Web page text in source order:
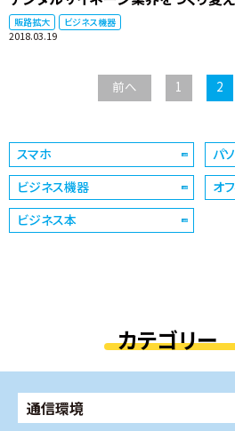
販路拡大 ビジネス機器
2018.03.19
前へ 1 2
スマホ
パ
ビジネス機器
オ
ビジネス本
カテゴリ
通信環境